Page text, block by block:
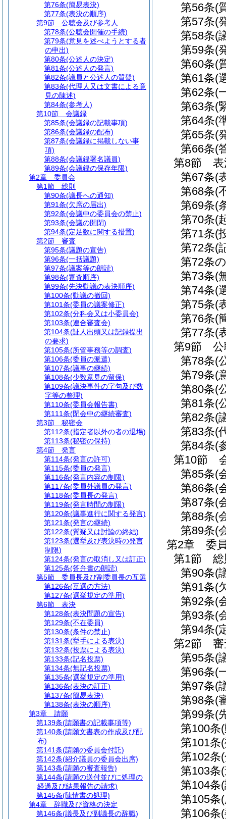
第56条(
第57条(
第58条(
第59条(
第60条(
第61条(
第62条(
第63条(
第64条(
第65条(
第66条(
第8節
第67条(
第68条(
第69条(
第70条(
第71条(
第72条(
第72条
第73条(
第74条(
第75条(
第76条(
第77条(
第9節
第78条(
第79条(
第80条(
第81条(
第82条(
第83条(
第84条(
第10節
第85条(
第86条(
第87条(
第88条(
第89条(
第2章
委
第1節
第90条(
第91条(
第92条(
第93条(
第94条(
第2節
第95条(
第96条(
第97条(
第98条(
第99条(
第100条
第101条
第102条
第103条
第104条
第105条
第106条
第76条(簡易表決)
第77条(表決の順序)
第9節
公聴会及び参考人
第78条(公聴会開催の手続)
第79条(意見を述べようとする者
の申出)
第80条(公述人の決定)
第81条(公述人の発言)
第82条(議員と公述人の質疑)
第83条(代理人又は文書による意
見の陳述)
第84条(参考人)
第10節
会議録
第85条(会議録の記載事項)
第86条(会議録の配布)
第87条(会議録に掲載しない事
項)
第88条(会議録署名議員)
第89条(会議録の保存年限)
第2章
委員会
第1節
総則
第90条(議長への通知)
第91条(欠席の届出)
第92条(会議中の委員会の禁止)
第93条(会議の開閉)
第94条(定足数に関する措置)
第2節
審査
第95条(議題の宣告)
第96条(一括議題)
第97条(議案等の朗読)
第98条(審査順序)
第99条(先決動議の表決順序)
第100条(動議の撤回)
第101条(委員の議案修正)
第102条(分科会又は小委員会)
第103条(連合審査会)
第104条(証人出頭又は記録提出
の要求)
第105条(所管事務等の調査)
第106条(委員の派遣)
第107条(議事の継続)
第108条(少数意見の留保)
第109条(議決事件の字句及び数
字等の整理)
第110条(委員会報告書)
第111条(閉会中の継続審査)
第3節
秘密会
第112条(指定者以外の者の退場)
第113条(秘密の保持)
第4節
発言
第114条(発言の許可)
第115条(委員の発言)
第116条(発言内容の制限)
第117条(委員外議員の発言)
第118条(委員長の発言)
第119条(発言時間の制限)
第120条(議事進行に関する発言)
第121条(発言の継続)
第122条(質疑又は討論の終結)
第123条(選挙及び表決時の発言
制限)
第124条(発言の取消し又は訂正)
第125条(答弁書の朗読)
第5節
委員長及び副委員長の互選
第126条(互選の方法)
第127条(選挙規定の準用)
第6節
表決
第128条(表決問題の宣告)
第129条(不在委員)
第130条(条件の禁止)
第131条(挙手による表決)
第132条(投票による表決)
第133条(記名投票)
第134条(無記名投票)
第135条(選挙規定の準用)
第136条(表決の訂正)
第137条(簡易表決)
第138条(表決の順序)
第3章
請願
第139条(請願書の記載事項等)
第140条(請願文書表の作成及び配
布)
第141条(請願の委員会付託)
第142条(紹介議員の委員会出席)
第143条(請願の審査報告)
第144条(請願の送付並びに処理の
経過及び結果報告の請求)
第145条(陳情書の処理)
第4章
辞職及び資格の決定
第146条(議長及び副議長の辞職)